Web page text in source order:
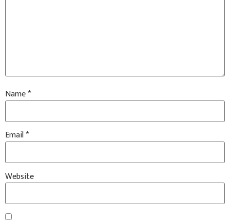
Name*
Email*
Website